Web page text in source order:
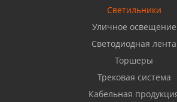
Балаково, ул. Комарова, 55
Октябрьский, ул. Свердлова, 28
Светильники
Уличное освещение
Светодиодная лента
Торшеры
Трековая система
Кабельная